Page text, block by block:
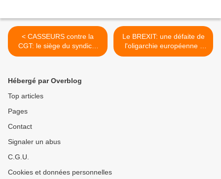
< CASSEURS contre la
CGT: le siège du syndicat
vandalisé !
Le BREXIT: une défaite de
l'oligarchie européenne !
[Front Syndical de Classe] >
Hébergé par Overblog
Top articles
Pages
Contact
Signaler un abus
C.G.U.
Cookies et données personnelles